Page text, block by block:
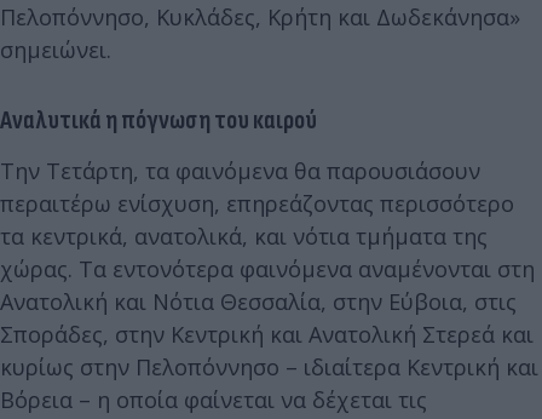
Πελοπόννησο, Κυκλάδες, Κρήτη και Δωδεκάνησα»
σημειώνει.
Αναλυτικά η πόγνωση του καιρού
Την Τετάρτη, τα φαινόμενα θα παρουσιάσουν
περαιτέρω ενίσχυση, επηρεάζοντας περισσότερο
τα κεντρικά, ανατολικά, και νότια τμήματα της
χώρας. Τα εντονότερα φαινόμενα αναμένονται στη
Ανατολική και Νότια Θεσσαλία, στην Εύβοια, στις
Σποράδες, στην Κεντρική και Ανατολική Στερεά και
κυρίως στην Πελοπόννησο – ιδιαίτερα Κεντρική και
Βόρεια – η οποία φαίνεται να δέχεται τις